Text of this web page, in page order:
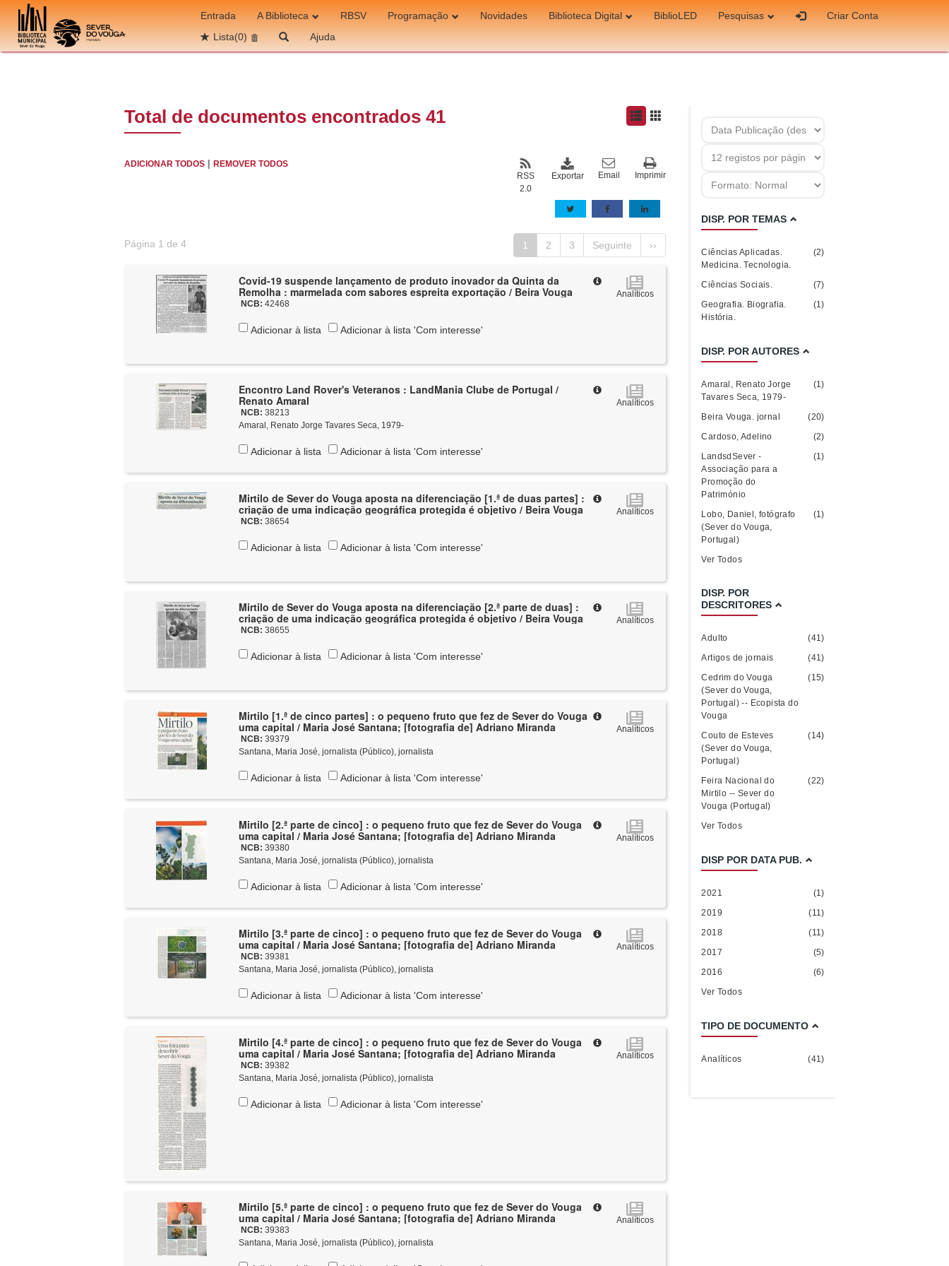
Ir para o conteúdo
Entrada A Biblioteca RBSV Programação Novidades Biblioteca Digital BiblioLED Pesquisas
Criar Conta
Lista(0) Ajuda
Total de documentos encontrados 41
ADICIONAR TODOS |REMOVER TODOS
Imprimir
Email
Exportar
RSS
2.0
Página 1 de 4 1 2 3 Seguinte ››
Covid-19 suspende lançamento de produto inovador da Quinta da
Remolha : marmelada com sabores espreita exportação / Beira Vouga
NCB:42468
Analíticos
Adicionar à lista Adicionar à lista 'Com interesse'
Encontro Land Rover's Veteranos : LandMania Clube de Portugal /
Renato Amaral
NCB:38213
Amaral, Renato Jorge Tavares Seca, 1979-
Analíticos
Adicionar à lista Adicionar à lista 'Com interesse'
Mirtilo de Sever do Vouga aposta na diferenciação [1.ª de duas partes] :
criação de uma indicação geográfica protegida é objetivo / Beira Vouga
NCB:38654
Analíticos
Adicionar à lista Adicionar à lista 'Com interesse'
Mirtilo de Sever do Vouga aposta na diferenciação [2.ª parte de duas] :
criação de uma indicação geográfica protegida é objetivo / Beira Vouga
NCB:38655
Analíticos
Adicionar à lista Adicionar à lista 'Com interesse'
Mirtilo [1.ª de cinco partes] : o pequeno fruto que fez de Sever do Vouga
uma capital / Maria José Santana; [fotografia de] Adriano Miranda
NCB:39379
Santana, Maria José, jornalista (Público), jornalista
Analíticos
Adicionar à lista Adicionar à lista 'Com interesse'
Mirtilo [2.ª parte de cinco] : o pequeno fruto que fez de Sever do Vouga
uma capital / Maria José Santana; [fotografia de] Adriano Miranda
NCB:39380
Santana, Maria José, jornalista (Público), jornalista
Analíticos
Adicionar à lista Adicionar à lista 'Com interesse'
Mirtilo [3.ª parte de cinco] : o pequeno fruto que fez de Sever do Vouga
uma capital / Maria José Santana; [fotografia de] Adriano Miranda
NCB:39381
Santana, Maria José, jornalista (Público), jornalista
Analíticos
Adicionar à lista Adicionar à lista 'Com interesse'
Mirtilo [4.ª parte de cinco] : o pequeno fruto que fez de Sever do Vouga
uma capital / Maria José Santana; [fotografia de] Adriano Miranda
NCB:39382
Santana, Maria José, jornalista (Público), jornalista
Analíticos
Adicionar à lista Adicionar à lista 'Com interesse'
Mirtilo [5.ª parte de cinco] : o pequeno fruto que fez de Sever do Vouga
uma capital / Maria José Santana; [fotografia de] Adriano Miranda
NCB:39383
Santana, Maria José, jornalista (Público), jornalista
Analíticos
DISP. POR TEMAS
Ciências Aplicadas.
Medicina. Tecnologia.
(2)
Ciências Sociais.
(7)
Geografia. Biografia.
História.
(1)
DISP. POR AUTORES
Amaral, Renato Jorge
Tavares Seca, 1979-
(1)
Beira Vouga. jornal
(20)
Cardoso, Adelino
(2)
LandsdSever -
Associação para a
Promoção do
Património
(1)
Lobo, Daniel, fotógrafo
(Sever do Vouga,
Portugal)
(1)
Ver Todos
DISP. POR
DESCRITORES
Adulto
(41)
Artigos de jornais
(41)
Cedrim do Vouga
(Sever do Vouga,
Portugal) -- Ecopista do
Vouga
(15)
Couto de Esteves
(Sever do Vouga,
Portugal)
(14)
Feira Nacional do
Mirtilo -- Sever do
Vouga (Portugal)
(22)
Ver Todos
DISP POR DATA PUB.
2021
(1)
2019
(11)
2018
(11)
2017
(5)
2016
(6)
Ver Todos
TIPO DE DOCUMENTO
Analíticos (41)